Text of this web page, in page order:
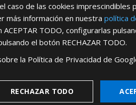
REGÍSTRATE PARA HACERTE
aquípodrá ver todas las
y nos pondremos en contacto
caso de las cookies imprescindibles
más información en nuestra política
ACEPTAR TODO, configurarlas
el botón RECHAZAR TODO.
la Política de Privacidad de
RECHAZAR TODO